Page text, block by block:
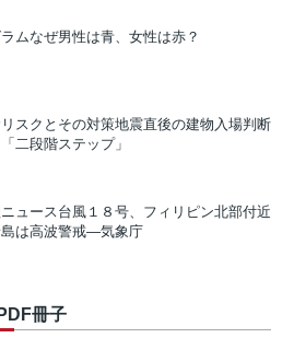
ムなぜ男性は青、女性は赤？
スクとその対策地震直後の建物入場判断
二段階ステップ」
ュース台風１８号、フィリピン北部付近
は高波警戒―気象庁
冊子